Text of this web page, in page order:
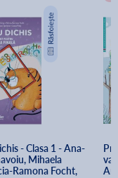
- Clasa 1 - Ana-
Mihaela
Ramona Focht,